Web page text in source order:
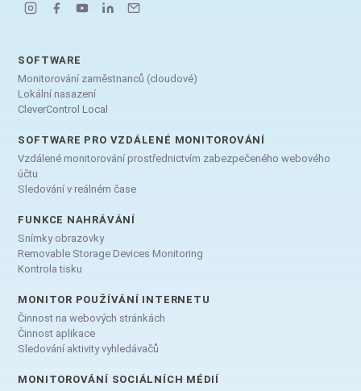
SOFTWARE
Monitorování zaměstnanců (cloudové)
Lokální nasazení
CleverControl Local
SOFTWARE PRO VZDÁLENÉ MONITOROVÁNÍ
Vzdálené monitorování prostřednictvím zabezpečeného webového
účtu
Sledování v reálném čase
FUNKCE NAHRÁVÁNÍ
Snímky obrazovky
Removable Storage Devices Monitoring
Kontrola tisku
MONITOR POUŽÍVÁNÍ INTERNETU
Činnost na webových stránkách
Činnost aplikace
Sledování aktivity vyhledávačů
MONITOROVÁNÍ SOCIÁLNÍCH MÉDIÍ